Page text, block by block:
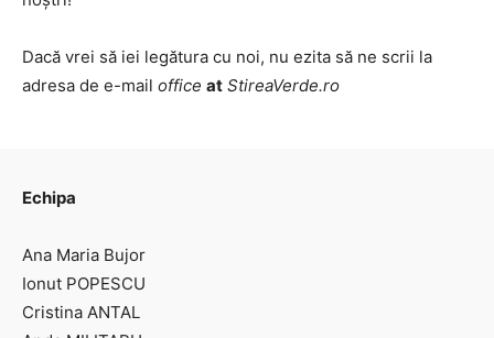
Dacă vrei să iei legătura cu noi, nu ezita să ne scrii la
adresa de e-mail office at StireaVerde.ro
Echipa
Ana Maria Bujor
Ionut POPESCU
Cristina ANTAL